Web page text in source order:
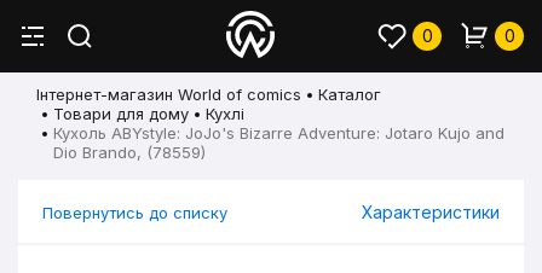
0 0
Інтернет-магазин World of comics
Каталог
Товари для дому
Кухлі
Кухоль ABYstyle: JoJo's Bizarre Adventure: Jotaro Kujo and
Dio Brando, (78559)
Повернутись до списку Характеристики